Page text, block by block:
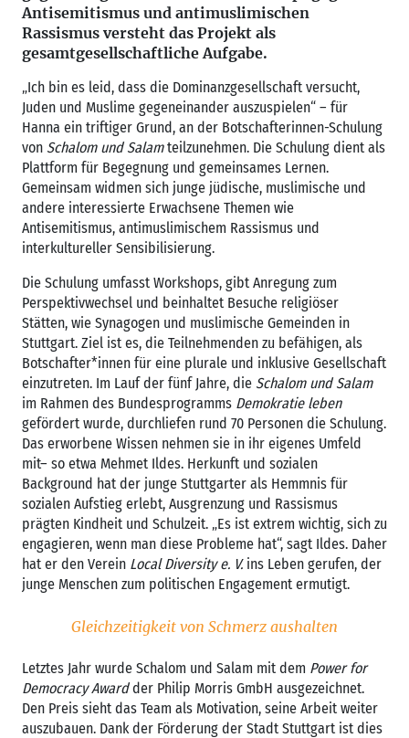
Antisemitismus und antimuslimischen
Rassismus versteht das Projekt als
gesamtgesellschaftliche Aufgabe.
„Ich bin es leid, dass die Dominanzgesellschaft versucht,
Juden und Muslime gegeneinander auszuspielen“ – für
Hanna ein triftiger Grund, an der Botschafterinnen-Schulung
von Schalom und Salamteilzunehmen. Die Schulung dient als
Plattform für Begegnung und gemeinsames Lernen.
Gemeinsam widmen sich junge jüdische, muslimische und
andere interessierte Erwachsene Themen wie
Antisemitismus, antimuslimischem Rassismus und
interkultureller Sensibilisierung.
Die Schulung umfasst Workshops, gibt Anregung zum
Perspektivwechsel und beinhaltet Besuche religiöser
Stätten, wie Synagogen und muslimische Gemeinden in
Stuttgart. Ziel ist es, die Teilnehmenden zu befähigen, als
Botschafter*innen für eine plurale und inklusive Gesellschaft
einzutreten. Im Lauf der fünf Jahre, die Schalom und Salam
im Rahmen des Bundesprogramms Demokratie leben
gefördert wurde, durchliefen rund 70 Personen die Schulung.
Das erworbene Wissen nehmen sie in ihr eigenes Umfeld
mit– so etwa Mehmet Ildes. Herkunft und sozialen
Background hat der junge Stuttgarter als Hemmnis für
sozialen Aufstieg erlebt, Ausgrenzung und Rassismus
prägten Kindheit und Schulzeit. „Es ist extrem wichtig, sich zu
engagieren, wenn man diese Probleme hat“, sagt Ildes. Daher
hat er den Verein Local Diversity e. V.ins Leben gerufen, der
junge Menschen zum politischen Engagement ermutigt.
Gleichzeitigkeit von Schmerz aushalten
Letztes Jahr wurde Schalom und Salam mit dem Power for
Democracy Awardder Philip Morris GmbH ausgezeichnet.
Den Preis sieht das Team als Motivation, seine Arbeit weiter
auszubauen. Dank der Förderung der Stadt Stuttgart ist dies